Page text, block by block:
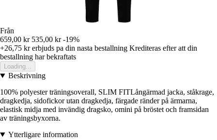
Från
659,00 kr 535,00 kr -19%
+26,75 krerbjuds pa din nasta bestallning Krediteras efter att din
bestallning har bekraftats
Loading...
Beskrivning
100% polyester träningsoverall, SLIM FITLångärmad jacka, ståkrage,
dragkedja, sidofickor utan dragkedja, färgade ränder på ärmarna,
elastisk midja med invändig dragsko, omini på bröstet och framsidan
av träningsbyxorna.
Ytterligare information